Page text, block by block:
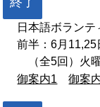
日本語ボラン
前半：6月
（全5回）火
御案内1
御案